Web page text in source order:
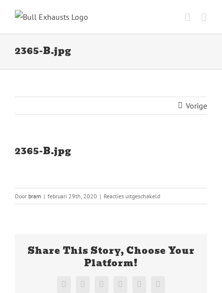
inhoud
2365-B.jpg
Vorige
2365-B.jpg
Door bram | februari 29th, 2020 | Reacties uitgeschakeldvoor
2365-
Share This Story, Choose Your
Platform!
Facebook
X RedditLinkedInPinterestVk